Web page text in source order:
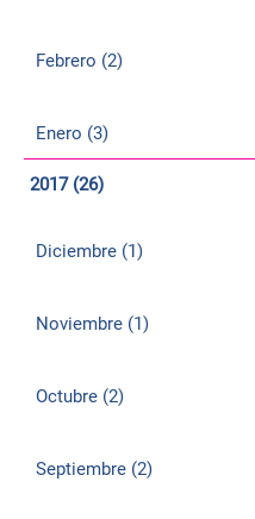
Febrero (2)
Enero (3)
2017 (26)
Diciembre (1)
Noviembre (1)
Octubre (2)
Septiembre (2)